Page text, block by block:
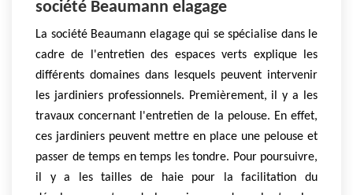
société Beaumann elagage
La société Beaumann elagage qui se spécialise dans le
cadre de l'entretien des espaces verts explique les
différents domaines dans lesquels peuvent intervenir
les jardiniers professionnels. Premièrement, il y a les
travaux concernant l'entretien de la pelouse. En effet,
ces jardiniers peuvent mettre en place une pelouse et
passer de temps en temps les tondre. Pour poursuivre,
il y a les tailles de haie pour la facilitation du